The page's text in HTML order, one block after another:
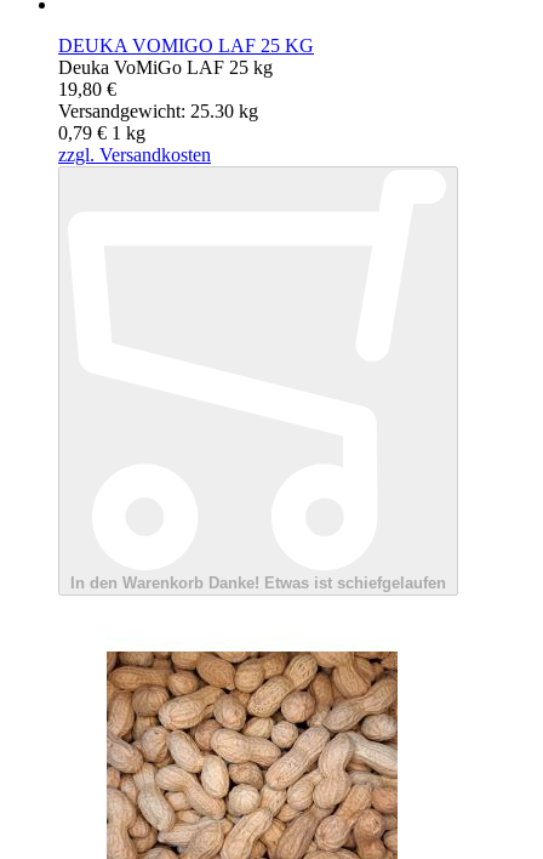
DEUKA VOMIGO LAF 25 KG
Deuka VoMiGo LAF 25 kg
19,80 €
Versandgewicht: 25.30 kg
0,79 € 1 kg
zzgl. Versandkosten
In den Warenkorb Danke! Etwas ist schiefgelaufen